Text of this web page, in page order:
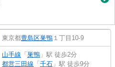
東京都豊島区巣鴨 １丁目10-9
山手線 「 巣鴨 」駅 徒歩2分
都営三田線 「 千石 」駅 徒歩9分